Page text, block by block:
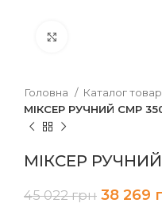
Клацніть, щоб
Головна Каталог
МІКСЕР РУЧНИЙ CMP
МІКСЕР РУЧНИЙ
45 022грн 38 269